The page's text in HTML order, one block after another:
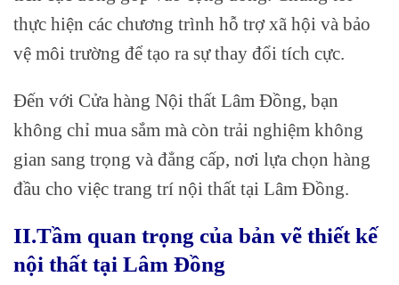
thực hiện các chương trình hỗ trợ xã hội và bảo
vệ môi trường để tạo ra sự thay đổi tích cực.
Đến với Cửa hàng Nội thất Lâm Đồng, bạn
không chỉ mua sắm mà còn trải nghiệm không
gian sang trọng và đẳng cấp, nơi lựa chọn hàng
đầu cho việc trang trí nội thất tại Lâm Đồng.
II.Tầm quan trọng của bản vẽ thiết kế
nội thất tại Lâm Đồng